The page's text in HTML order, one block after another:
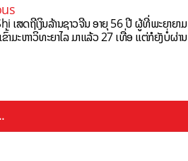
ເສດຖີເງິນລ້ານຊາວຈີນ ອາຍຸ 56 ປີ ຜູ້ທີ່ພະຍາຍາມ
ຂົ້າມະຫາວິທະຍາໄລ ມາແລ້ວ 27 ເທື່ອ ແຕ່ກໍຍັງບໍ່ຜ່ານ